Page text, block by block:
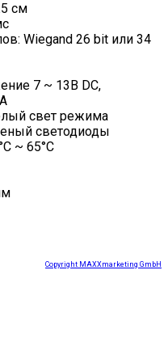
cм
Wiegand 26 bit или 34
7 ~ 13В DC,
свет режима
светодиоды
~ 65°С
Copyright MAXXmarketing GmbH